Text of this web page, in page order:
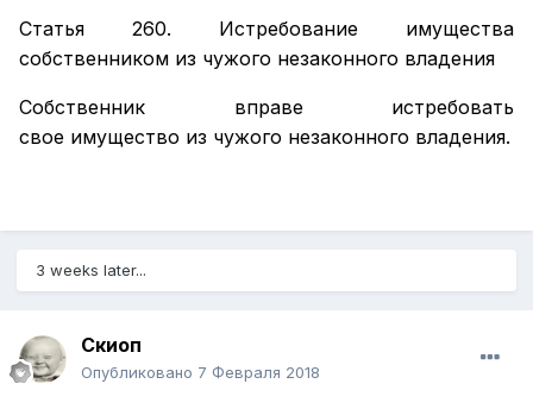
Статья 260.
Истребование имущества
собственником из чужого незаконного владения
Собственник вправе истребовать
свое имущество из чужого незаконного владения.
3 weeks later...
Скиоп
Опубликовано 7 Февраля 2018